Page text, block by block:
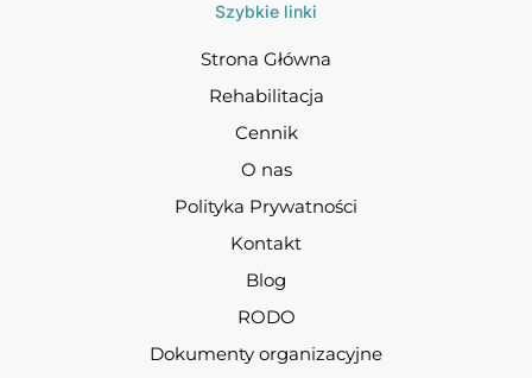
Szybkie linki
Strona Główna
Rehabilitacja
Cennik
O nas
Polityka Prywatności
Kontakt
Blog
RODO
Dokumenty organizacyjne